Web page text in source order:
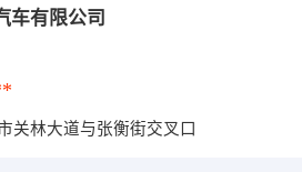
车有限公司
关林大道与张衡街交叉口